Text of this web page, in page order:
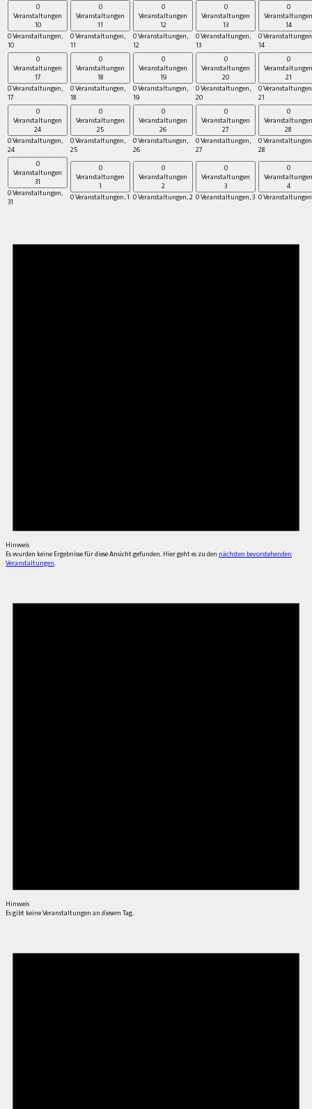
0
Veranstaltungen
10
0 Veranstaltungen,
10
0
Veranstaltungen
11
0 Veranstaltungen,
11
0
Veranstaltungen
12
0 Veranstaltungen,
12
0
Veranstaltungen
13
0 Veranstaltungen,
13
0
Veranstaltungen
14
0
14
0
Veranstaltungen
17
0 Veranstaltungen,
17
0
Veranstaltungen
18
0 Veranstaltungen,
18
0
Veranstaltungen
19
0 Veranstaltungen,
19
0
Veranstaltungen
20
0 Veranstaltungen,
20
0
Veranstaltungen
21
0
21
0
Veranstaltungen
24
0 Veranstaltungen,
24
0
Veranstaltungen
25
0 Veranstaltungen,
25
0
Veranstaltungen
26
0 Veranstaltungen,
26
0
Veranstaltungen
27
0 Veranstaltungen,
27
0
Veranstaltungen
28
0
28
0
Veranstaltungen
31
0 Veranstaltungen,
31
0
Veranstaltungen
1
0 Veranstaltungen, 1
0
Veranstaltungen
2
0 Veranstaltungen, 2
0
Veranstaltungen
3
0 Veranstaltungen, 3
0
Veranstaltungen
4
0
Hinweis
Es wurden keine Ergebnisse für diese Ansicht gefunden. Hier geht es zu den nächsten bevorstehenden
Veranstaltungen.
Hinweis
Es gibt keine Veranstaltungen an diesem Tag.